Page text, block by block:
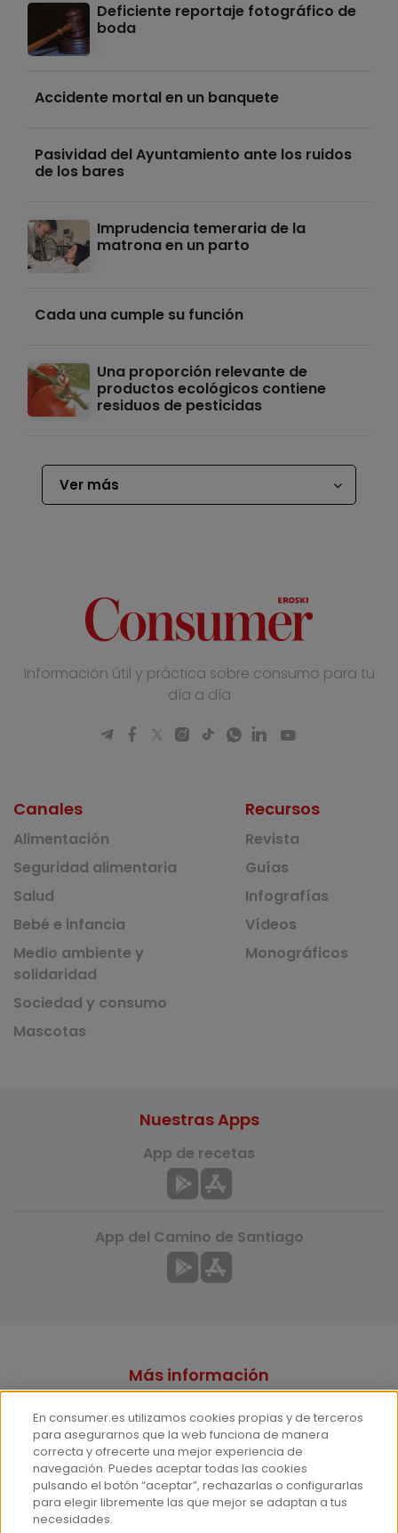
Deficiente reportaje fotográfico de
boda
Accidente mortal en un banquete
Pasividad del Ayuntamiento ante los ruidos
de los bares
Imprudencia temeraria de la
matrona en un parto
Cada una cumple su función
Una proporción relevante de
productos ecológicos contiene
residuos de pesticidas
Ver más
Información útil y práctica sobre consumo para tu
día a día
Canales
Alimentación
Seguridad alimentaria
Salud
Bebé e infancia
Medio ambiente y
solidaridad
Sociedad y consumo
Mascotas
Recursos
Revista
Guías
Infografías
Vídeos
Monográficos
Más información
Hemeroteca
Contacto
Prensa
Corpus Lingüístico Consumer
Nuestras Apps
App de recetas
App del Camino de Santiago
En consumer.es utilizamos cookies propias y de terceros
para asegurarnos que la web funciona de manera
correcta y ofrecerte una mejor experiencia de
navegación. Puedes aceptar todas las cookies
pulsando el botón “aceptar”, rechazarlas o configurarlas
para elegir libremente las que mejor se adaptan a tus
necesidades.